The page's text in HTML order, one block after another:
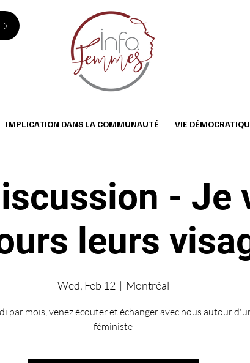
IMPLICATION DANS LA COMMUNAUTÉ VIE
- Je
leurs
Wed, Feb 12
  |
Montréal
par mois, venez écouter et échanger avec nous autour
féministe